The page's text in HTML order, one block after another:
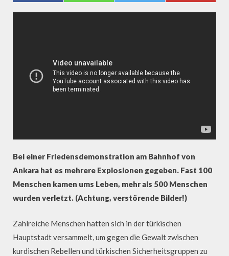
Bei einer Friedensdemonstration am Bahnhof von
Ankara hat es mehrere Explosionen gegeben. Fast 100
Menschen kamen ums Leben, mehr als 500 Menschen
wurden verletzt. (Achtung, verstörende Bilder!)
Zahlreiche Menschen hatten sich in der türkischen
Hauptstadt versammelt, um gegen die Gewalt zwischen
kurdischen Rebellen und türkischen Sicherheitsgruppen zu